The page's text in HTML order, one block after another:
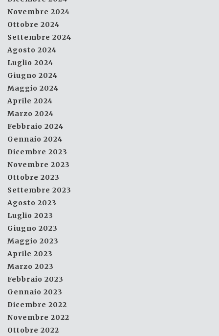
Novembre 2024
Ottobre 2024
Settembre 2024
Agosto 2024
Luglio 2024
Giugno 2024
Maggio 2024
Aprile 2024
Marzo 2024
Febbraio 2024
Gennaio 2024
Dicembre 2023
Novembre 2023
Ottobre 2023
Settembre 2023
Agosto 2023
Luglio 2023
Giugno 2023
Maggio 2023
Aprile 2023
Marzo 2023
Febbraio 2023
Gennaio 2023
Dicembre 2022
Novembre 2022
Ottobre 2022